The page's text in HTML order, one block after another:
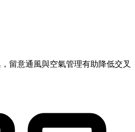
留意通風與空氣管理有助降低交叉